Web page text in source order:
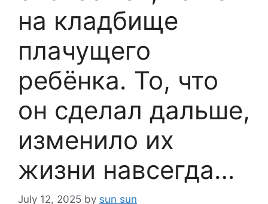
на кладбище
плачущего
ребёнка. То, что
он сделал дальше,
изменило их
жизни навсегда…
July 12, 2025 by sun sun